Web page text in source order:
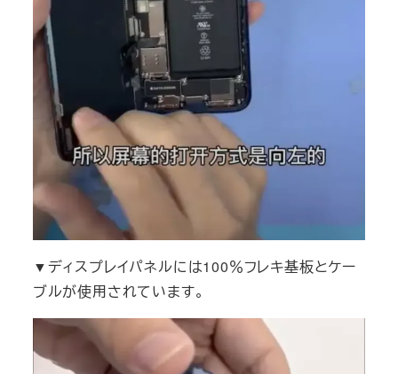
▼ディスプレイパネルには100％フレキ基板とケー
ブルが使用されています。